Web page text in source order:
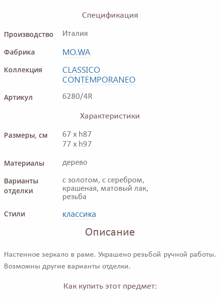
Спецификация
Производство
Италия
Фабрика MO.WA
Коллекция
CLASSICO
CONTEMPORANEO
Артикул 6280/4R
Характеристики
Размеры, см
67 x h87
77 x h97
Материалы дерево
Варианты
отделки
с золотом, с серебром,
крашеная, матовый лак,
резьба
Стили классика
Описание
Настенное зеркало в раме. Украшено резьбой ручной работы.
Возможны другие варианты отделки.
Как купить этот предмет: